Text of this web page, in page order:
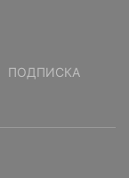
ПОДПИСКА